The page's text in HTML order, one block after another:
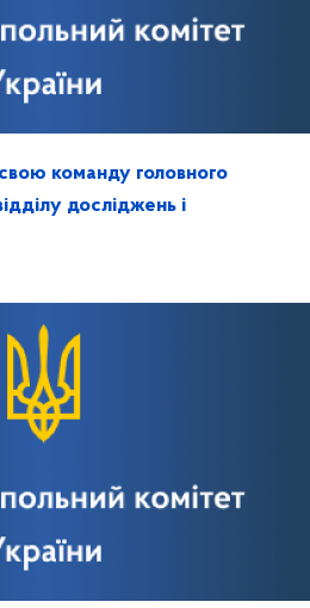
команду головного
досліджень і